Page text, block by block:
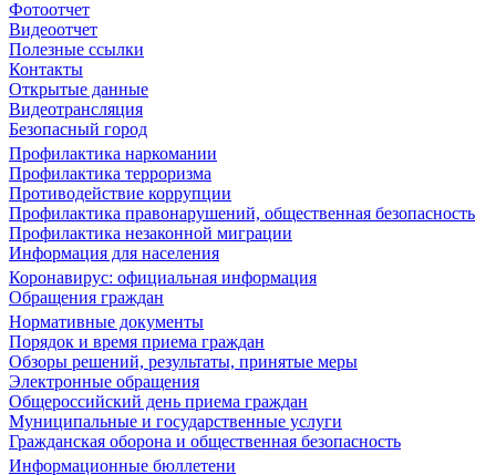
Фотоотчет
Видеоотчет
Полезные ссылки
Контакты
Открытые данные
Видеотрансляция
Безопасный город
Профилактика наркомании
Профилактика терроризма
Противодействие коррупции
Профилактика правонарушений, общественная безопасность
Профилактика незаконной миграции
Информация для населения
Коронавирус: официальная информация
Обращения граждан
Нормативные документы
Порядок и время приема граждан
Обзоры решений, результаты, принятые меры
Электронные обращения
Общероссийский день приема граждан
Муниципальные и государственные услуги
Гражданская оборона и общественная безопасность
Информационные бюллетени